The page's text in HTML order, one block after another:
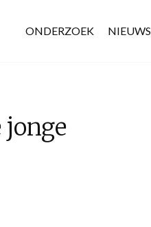
ONDERZOEK NIEUWS
jonge